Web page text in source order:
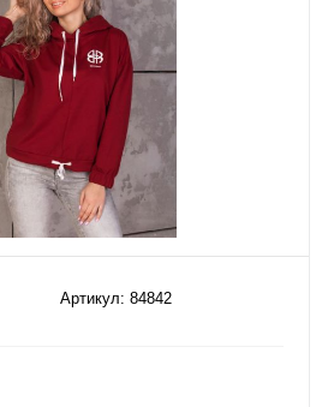
Артикул: 84842